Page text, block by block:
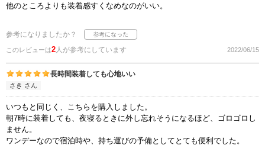
他のところよりも装着感すくなめなのがいい。
参考になりましたか？
このレビューは2人が参考にしています 2022/06/15
長時間装着しても心地いい
さき さん
いつもと同じく、こちらを購入しました。
朝7時に装着しても、夜寝るときに外し忘れそうになるほど、ゴロゴロし
ません。
ワンデーなので宿泊時や、持ち運びの予備としてとても便利でした。